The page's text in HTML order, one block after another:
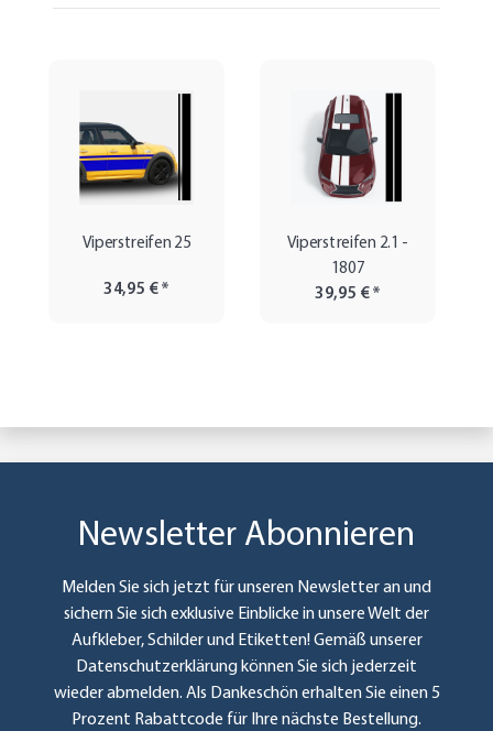
Viperstreifen 25
34,95 €*
Viperstreifen 2.1 -
1807
39,95 €*
Newsletter Abonnieren
Melden Sie sich jetzt für unseren Newsletter an und
sichern Sie sich exklusive Einblicke in unsere Welt der
Aufkleber, Schilder und Etiketten! Gemäß unserer
Datenschutzerklärungkönnen Sie sich jederzeit
wieder abmelden. Als Dankeschön erhalten Sie einen 5
Prozent Rabattcode für Ihre nächste Bestellung.